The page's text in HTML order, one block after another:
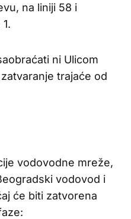
na liniji 58 i
ni Ulicom
trajaće od
vodovodne mreže,
vodovod i
će biti zatvorena